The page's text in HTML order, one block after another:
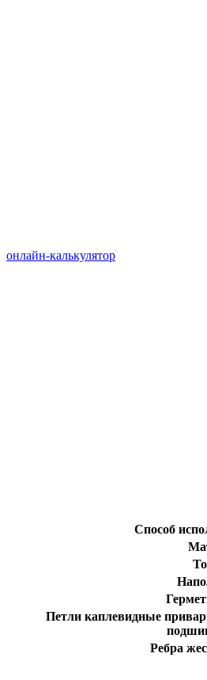
онлайн-калькулятор
Способ
Петли каплевидные
Ребра